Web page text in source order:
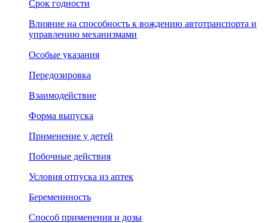
Срок годности
Влияние на способность к вождению автотранспорта и
управлению механизмами
Особые указания
Передозировка
Взаимодействие
Форма выпуска
Применение у детей
Побочные действия
Условия отпуска из аптек
Беременнность
Способ применения и дозы